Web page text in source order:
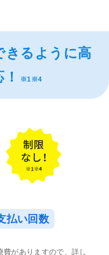
きるように高
※1※4
払い回数
がありますので、詳し